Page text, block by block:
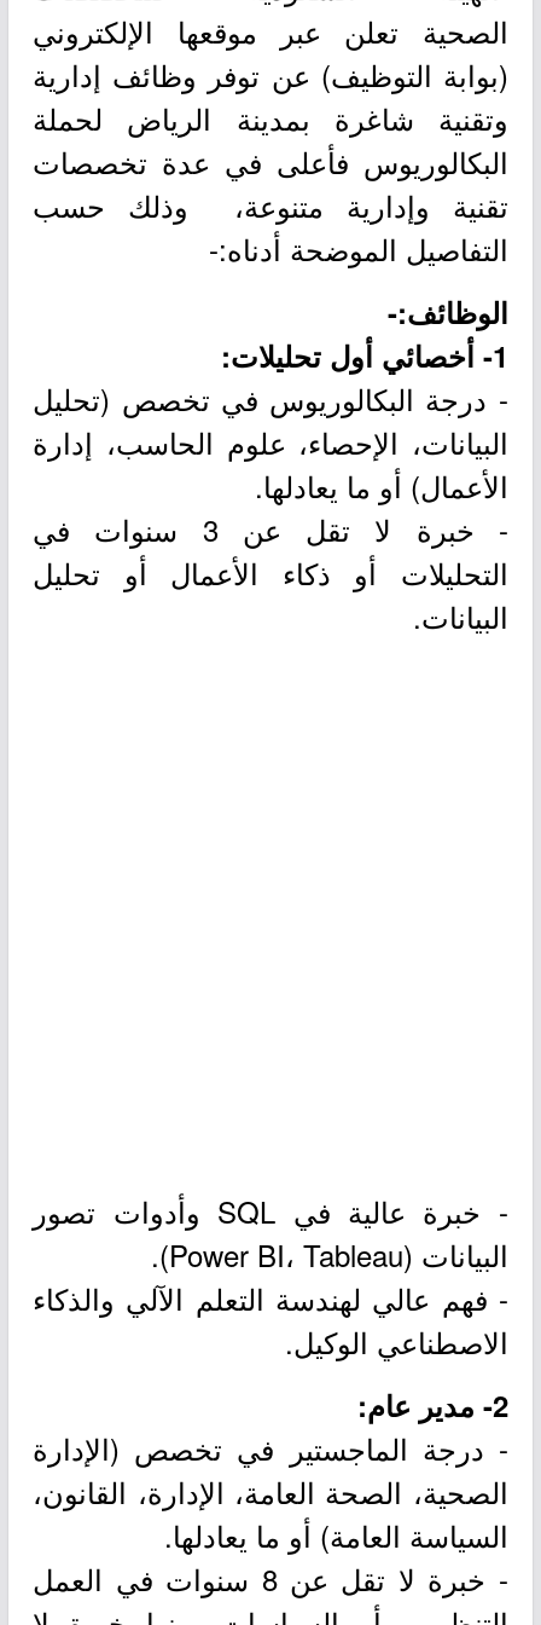
الصحية تعلن عبر موقعها الإلكتروني
(بوابة التوظيف) عن توفر وظائف إدارية
وتقنية شاغرة بمدينة الرياض لحملة
البكالوريوس فأعلى في عدة تخصصات
تقنية وإدارية متنوعة، وذلك حسب
التفاصيل الموضحة أدناه:-
الوظائف:-
1- أخصائي أول تحليلات:
- درجة البكالوريوس في تخصص (تحليل
البيانات، الإحصاء، علوم الحاسب، إدارة
الأعمال) أو ما يعادلها.
- خبرة لا تقل عن 3 سنوات في
التحليلات أو ذكاء الأعمال أو تحليل
البيانات.
- خبرة عالية في SQL وأدوات تصور
البيانات (Power BI، Tableau).
- فهم عالي لهندسة التعلم الآلي والذكاء
الاصطناعي الوكيل.
2- مدير عام:
- درجة الماجستير في تخصص (الإدارة
الصحية، الصحة العامة، الإدارة، القانون،
السياسة العامة) أو ما يعادلها.
- خبرة لا تقل عن 8 سنوات في العمل